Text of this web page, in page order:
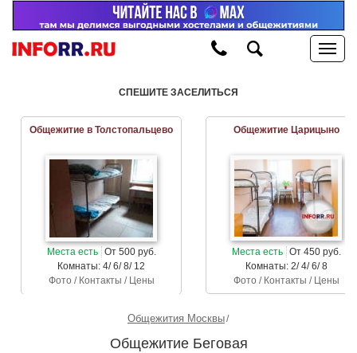
СПЕШИТЕ ЗАСЕЛИТЬСЯ
Общежитие в Толстопальцево
Места есть От 500 руб.
Комнаты: 4/ 6/ 8/ 12
Фото / Контакты / Цены
Общежитие Царицыно
Места есть От 450 руб.
Комнаты: 2/ 4/ 6/ 8
Фото / Контакты / Цены
Общежития Москвы
Общежитие Беговая